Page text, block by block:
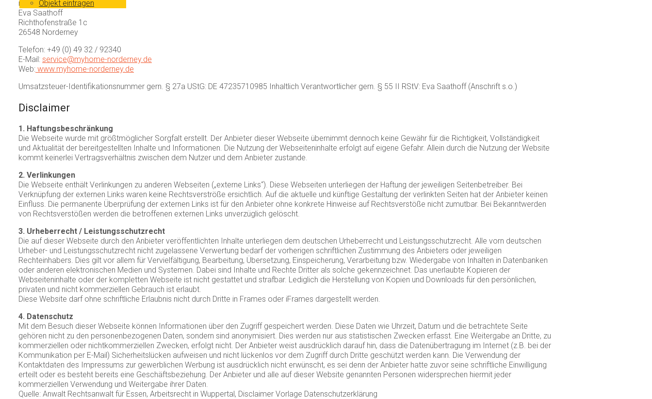
Objekt eintragen
myhome norderney
Eva Saathoff
Richthofenstraße 1c
26548 Norderney
Telefon: +49 (0) 49 32 / 92340
E-Mail: service@myhome-norderney.de
Web: www.myhome-norderney.de
Umsatzsteuer-Identifikationsnummer gern. § 27a UStG: DE 47235710985 Inhaltlich Verantwortlicher gern. § 55 II RStV: Eva Saathoff (Anschrift s.o.)
Disclaimer
1. Haftungsbeschränkung
Die Webseite wurde mit größtmöglicher Sorgfalt erstellt. Der Anbieter dieser Webseite übernimmt dennoch keine Gewähr für die Richtigkeit, Vollständigkeit
und Aktualität der bereitgestellten Inhalte und Informationen. Die Nutzung der Webseiteninhalte erfolgt auf eigene Gefahr. Allein durch die Nutzung der Website
kommt keinerlei Vertragsverhältnis zwischen dem Nutzer und dem Anbieter zustande.
2. Verlinkungen
Die Webseite enthält Verlinkungen zu anderen Webseiten („externe Links“). Diese Webseiten unterliegen der Haftung der jeweiligen Seitenbetreiber. Bei
Verknüpfung der externen Links waren keine Rechtsverströße ersichtlich. Auf die aktuelle und künftige Gestaltung der verlinkten Seiten hat der Anbieter keinen
Einfluss. Die permanente Überprüfung der externen Links ist für den Anbieter ohne konkrete Hinweise auf Rechtsverstöße nicht zumutbar. Bei Bekanntwerden
von Rechtsverstößen werden die betroffenen externen Links unverzüglich gelöscht.
3. Urheberrecht / Leistungsschutzrecht
Die auf dieser Webseite durch den Anbieter veröffentlichten Inhalte unterliegen dem deutschen Urheberrecht und Leistungsschutzrecht. Alle vorn deutschen
Urheber- und Leistungsschutzrecht nicht zugelassene Verwertung bedarf der vorherigen schriftlichen Zustimmung des Anbieters oder jeweiligen
Rechteinhabers. Dies gilt vor allem für Vervielfältigung, Bearbeitung, Übersetzung, Einspeicherung, Verarbeitung bzw. Wiedergabe von Inhalten in Datenbanken
oder anderen elektronischen Medien und Systemen. Dabei sind Inhalte und Rechte Dritter als solche gekennzeichnet. Das unerlaubte Kopieren der
Webseiteninhalte oder der kompletten Webseite ist nicht gestattet und strafbar. Lediglich die Herstellung von Kopien und Downloads für den persönlichen,
privaten und nicht kommerziellen Gebrauch ist erlaubt.
Diese Website darf ohne schriftliche Erlaubnis nicht durch Dritte in Frames oder iFrames dargestellt werden.
4. Datenschutz
Mit dem Besuch dieser Webseite können Informationen über den Zugriff gespeichert werden. Diese Daten wie Uhrzeit, Datum und die betrachtete Seite
gehören nicht zu den personenbezogenen Daten, sondern sind anonymisiert. Dies werden nur aus statistischen Zwecken erfasst. Eine Weitergabe an Dritte, zu
kommerziellen oder nichtkommerziellen Zwecken, erfolgt nicht. Der Anbieter weist ausdrücklich darauf hin, dass die Datenübertragung im Internet (z.B. bei der
Kommunikation per E-Mail) Sicherheitslücken aufweisen und nicht lückenlos vor dem Zugriff durch Dritte geschützt werden kann. Die Verwendung der
Kontaktdaten des Impressums zur gewerblichen Werbung ist ausdrücklich nicht erwünscht, es sei denn der Anbieter hatte zuvor seine schriftliche Einwilligung
erteilt oder es besteht bereits eine Geschäftsbeziehung. Der Anbieter und alle auf dieser Website genannten Personen widersprechen hiermit jeder
kommerziellen Verwendung und Weitergabe ihrer Daten.
Quelle: Anwalt Rechtsanwalt für Essen, Arbeitsrecht in Wuppertal, Disclaimer Vorlage Datenschutzerklärung